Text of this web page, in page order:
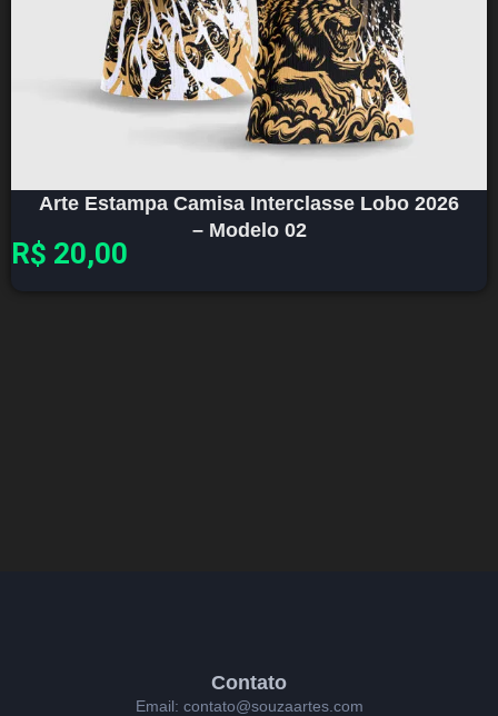
Arte Estampa Camisa Interclasse Lobo 2026
– Modelo 02
R$ 20,00
Contato
Email: contato@souzaartes.com